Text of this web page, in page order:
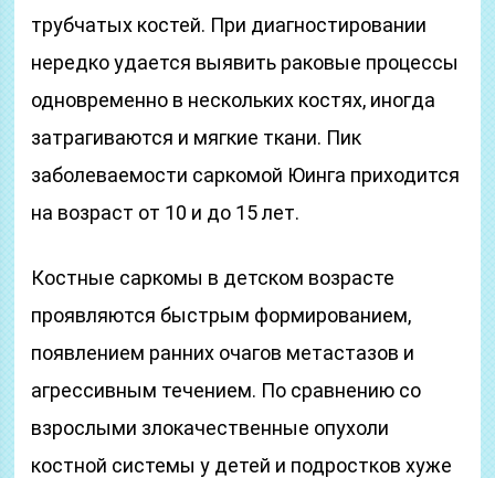
трубчатых костей. При диагностировании
нередко удается выявить раковые процессы
одновременно в нескольких костях, иногда
затрагиваются и мягкие ткани. Пик
заболеваемости саркомой Юинга приходится
на возраст от 10 и до 15 лет.
Костные саркомы в детском возрасте
проявляются быстрым формированием,
появлением ранних очагов метастазов и
агрессивным течением. По сравнению со
взрослыми злокачественные опухоли
костной системы у детей и подростков хуже